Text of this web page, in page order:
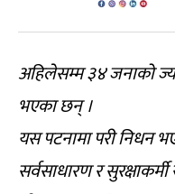
अहिलेसम्म ३४ जनाको
भएका छन् ।
यस पटनामा परी निधन
सर्वसाधारण र सुरक्षाकर्मी